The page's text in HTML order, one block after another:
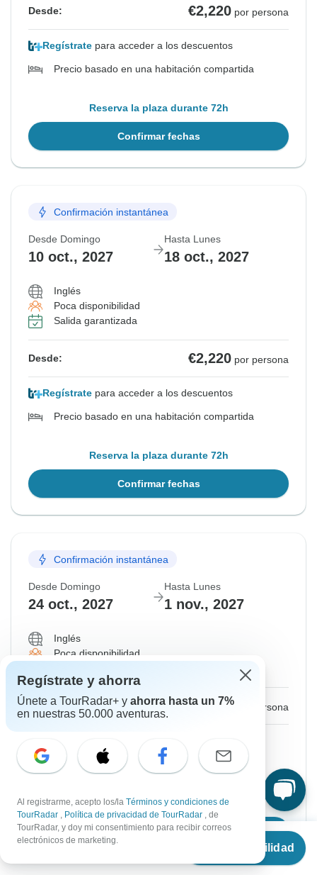
Desde €2,362
Ver disponibilidad
Desde: €2,220 por persona
Regístrate para acceder a los descuentos
Precio basado en una habitación compartida
Reserva la plaza durante 72h
Confirmar fechas
Confirmación instantánea
Desde Domingo
10 oct., 2027
Hasta Lunes
18 oct., 2027
Inglés
Poca disponibilidad
Salida garantizada
Desde: €2,220 por persona
Regístrate para acceder a los descuentos
Precio basado en una habitación compartida
Reserva la plaza durante 72h
Confirmar fechas
Confirmación instantánea
Desde Domingo
24 oct., 2027
Hasta Lunes
1 nov., 2027
Inglés
Poca disponibilidad
Desde: €2,220 por persona
Precio basado en una habitación compartida
Reserva la plaza durante 72h
Confirmar fechas
Regístrate y ahorra
Únete a TourRadar+ y ahorra hasta un 7%
en nuestras 50.000 aventuras.
Al registrarme, acepto los/la Términos y condiciones de
TourRadar , Política de privacidad de TourRadar , de
TourRadar, y doy mi consentimiento para recibir correos
electrónicos de marketing.